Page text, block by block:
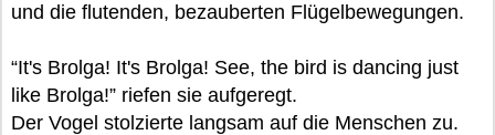
und die flutenden, bezauberten Flügelbewegungen.
“It's Brolga! It's Brolga! See, the bird is dancing just
like Brolga!” riefen sie aufgeregt.
Der Vogel stolzierte langsam auf die Menschen zu.